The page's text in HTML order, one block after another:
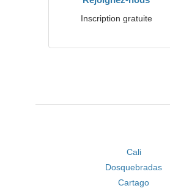
Inscription gratuite
Cali
Dosquebradas
Cartago